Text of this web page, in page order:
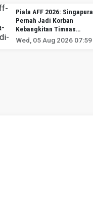
Piala AFF 2026: Singapura
Pernah Jadi Korban
Kebangkitan Timnas
Indonesia
Wed, 05 Aug 2026 07:59